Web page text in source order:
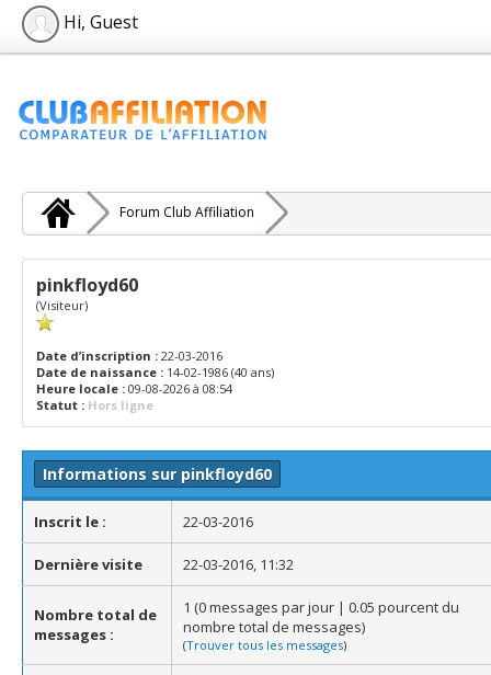
Hi, Guest
Forum Club Affiliation
pinkfloyd60
(Visiteur)
Date d’inscription : 22-03-2016
Date de naissance : 14-02-1986 (40 ans)
Heure locale : 09-08-2026 à 08:54
Statut : Hors ligne
Informations sur pinkfloyd60
Inscrit le : 22-03-2016
Dernière visite 22-03-2016, 11:32
Nombre total de
messages :
1 (0 messages par jour | 0.05 pourcent du
nombre total de messages)
(Trouver tous les messages)